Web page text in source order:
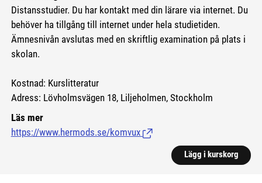
Distansstudier. Du har kontakt med din lärare via internet. Du
behöver ha tillgång till internet under hela studietiden.
Ämnesnivån avslutas med en skriftlig examination på plats i
skolan.
Kostnad: Kurslitteratur
Adress: Lövholmsvägen 18, Liljeholmen, Stockholm
Läs mer
https://www.hermods.se/komvux (Länk till extern sida.)
Lägg i kurskorg